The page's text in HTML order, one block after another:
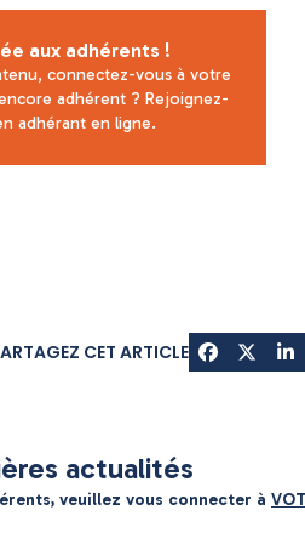
aux adhérents !
connectez-vous à votre
adhérent ? Rejoignez-
adhérant en ligne.
CET ARTICLE
actualités
veuillez vous connecter à